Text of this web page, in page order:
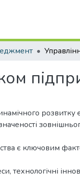
розвитку
є ключовим
технологічні